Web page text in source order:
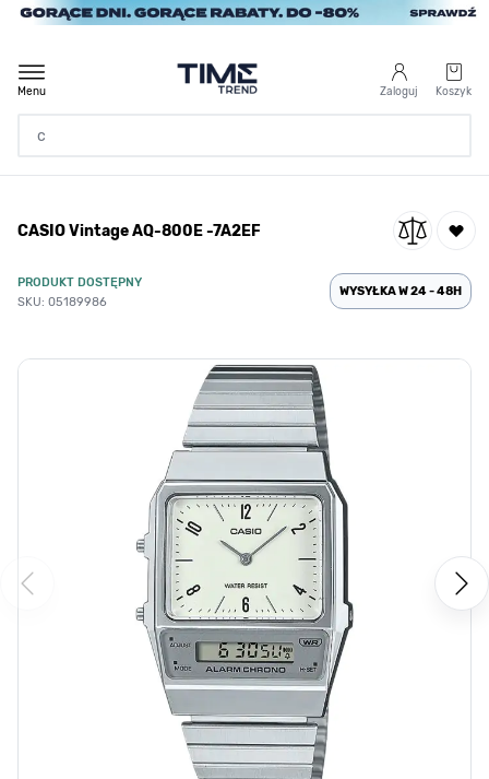
Przejdź do treści
Zaloguj Koszyk
Menu
/ CASIO Vintage AQ-800E -7A2EF
CASIO Vintage AQ-800E -7A2EF
PRODUKT DOSTĘPNY
SKU: 05189986
WYSYŁKA W 24 - 48H